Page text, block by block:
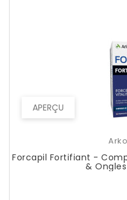
APERÇU
Forcapil Fortifiant -
&